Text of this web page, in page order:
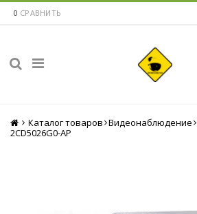
0 СРАВНИТЬ
Главная
Каталог товаров Видеонаблюдение
2CD5026G0-AP